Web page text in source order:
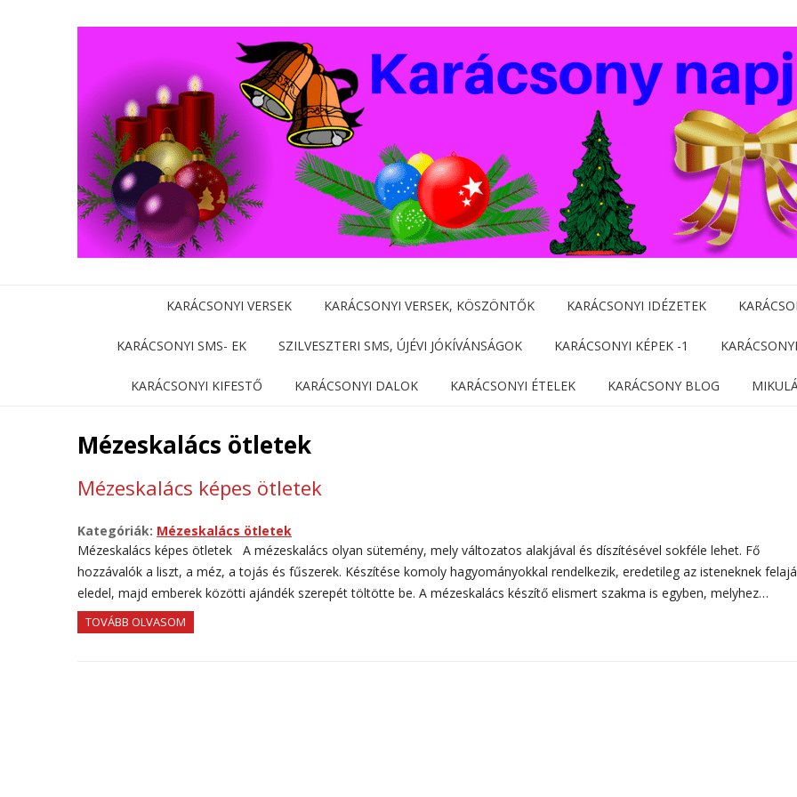
KARÁCSONYI VERSEK KARÁCSONYI VERSEK, KÖSZÖNTŐK KARÁCSONYI IDÉZETEK
KARÁCSONYI SMS- EK SZILVESZTERI SMS, ÚJÉVI JÓKÍVÁNSÁGOK KARÁCSONYI KÉPEK -1
KARÁCSONYI KIFESTŐ KARÁCSONYI DALOK KARÁCSONYI ÉTELEK KARÁCSONY BLOG
Mézeskalács ötletek
Mézeskalács képes ötletek
Kategóriák: Mézeskalács ötletek
Mézeskalács képes ötletek A mézeskalács olyan sütemény, mely változatos alakjával és díszítésével sokféle lehet. Fő
hozzávalók a liszt, a méz, a tojás és fűszerek. Készítése komoly hagyományokkal rendelkezik, eredetileg az isteneknek
eledel, majd emberek közötti ajándék szerepét töltötte be. A mézeskalács készítő elismert szakma is egyben, melyhez…
TOVÁBB OLVASOM